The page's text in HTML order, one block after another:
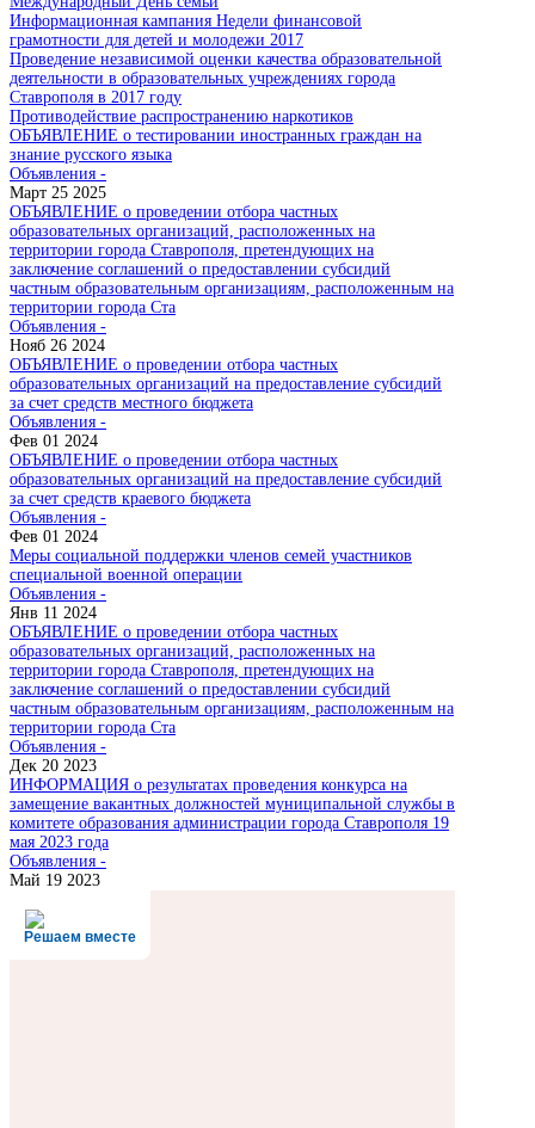
Информационная кампания Недели финансовой
грамотности для детей и молодежи 2017
Проведение независимой оценки качества образовательной
деятельности в образовательных учреждениях города
Ставрополя в 2017 году
Противодействие распространению наркотиков
ОБЪЯВЛЕНИЕ о тестировании иностранных граждан на
знание русского языка
Объявления -
Март 25 2025
ОБЪЯВЛЕНИЕ о проведении отбора частных
образовательных организаций, расположенных на
территории города Ставрополя, претендующих на
заключение соглашений о предоставлении субсидий
частным образовательным организациям, расположенным на
территории города Ста
Объявления -
Нояб 26 2024
ОБЪЯВЛЕНИЕ о проведении отбора частных
образовательных организаций на предоставление субсидий
за счет средств местного бюджета
Объявления -
Фев 01 2024
ОБЪЯВЛЕНИЕ о проведении отбора частных
образовательных организаций на предоставление субсидий
за счет средств краевого бюджета
Объявления -
Фев 01 2024
Меры социальной поддержки членов семей участников
специальной военной операции
Объявления -
Янв 11 2024
ОБЪЯВЛЕНИЕ о проведении отбора частных
образовательных организаций, расположенных на
территории города Ставрополя, претендующих на
заключение соглашений о предоставлении субсидий
частным образовательным организациям, расположенным на
территории города Ста
Объявления -
Дек 20 2023
ИНФОРМАЦИЯ о результатах проведения конкурса на
замещение вакантных должностей муниципальной службы в
комитете образования администрации города Ставрополя 19
мая 2023 года
Объявления -
Май 19 2023
Решаем вместе